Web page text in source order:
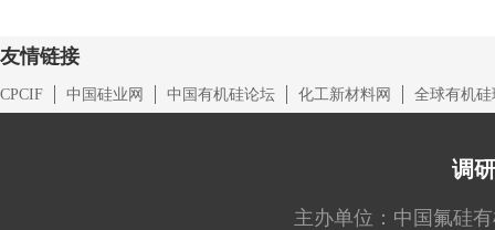
友情链接
CPCIF 中国硅业网 中国有机硅论坛 化工新材料网 全球有机硅
调
主办单位：中国氟硅